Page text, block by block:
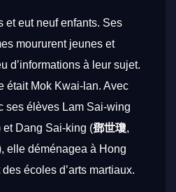
et eut neuf enfants. Ses
moururent jeunes et
d’informations à leur sujet.
était Mok Kwai-lan. Avec
ses élèves Lam Sai-wing
et Dang Sai-king (鄧世瓊,
elle déménagea à Hong
écoles d’arts martiaux.